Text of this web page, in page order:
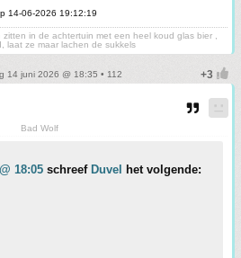
14-06-2026 19:12:19
in de achtertuin met een heel koud glas bier ,
laat ze maar lachen de sukkels
14 juni 2026 @ 18:35 • 112
Bad Wolf
18:05 schreef Duvel het volgende: